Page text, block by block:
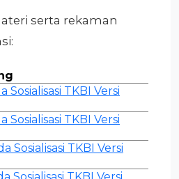
serta rekaman
Sosialisasi TKBI Versi
Sosialisasi TKBI Versi
Sosialisasi TKBI Versi